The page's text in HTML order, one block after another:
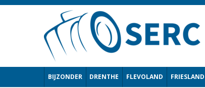
BIJZONDER DRENTHE FLEVOLAND FRIESLAND